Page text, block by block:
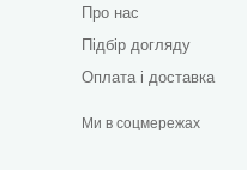
Про нас
Підбір догляду
Оплата і доставка
Ми в соцмережах